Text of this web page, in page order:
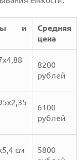
и
Средняя
цена
8200
рублей
6100
рублей
см
5800